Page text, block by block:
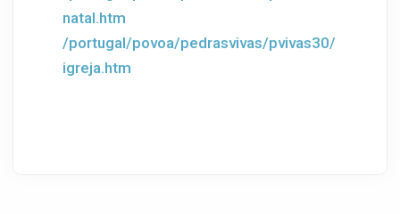
natal.htm
/portugal/povoa/pedrasvivas/pvivas30/
igreja.htm